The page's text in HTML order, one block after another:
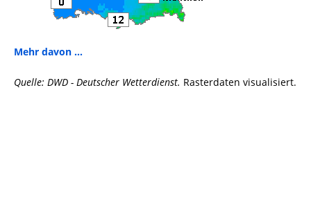
Mehr davon ...
Quelle: DWD - Deutscher Wetterdienst. Rasterdaten visualisiert.